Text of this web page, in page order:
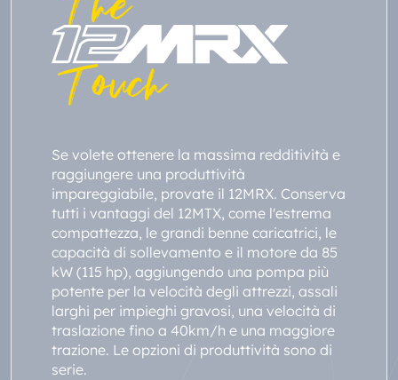
Touch
Se volete ottenere la massima redditività e
raggiungere una produttività
impareggiabile, provate il 12MRX. Conserva
tutti i vantaggi del 12MTX, come l'estrema
compattezza, le grandi benne caricatrici, le
capacità di sollevamento e il motore da 85
kW (115 hp), aggiungendo una pompa più
potente per la velocità degli attrezzi, assali
larghi per impieghi gravosi, una velocità di
traslazione fino a 40km/h e una maggiore
trazione. Le opzioni di produttività sono di
serie.